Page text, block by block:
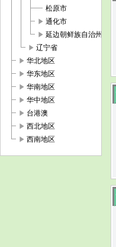
松原市
play_arrow 通化市
play_arrow 延边朝鲜族自治州
play_arrow 辽宁省
play_arrow 华北地区
play_arrow 华东地区
play_arrow 华南地区
play_arrow 华中地区
play_arrow 台港澳
play_arrow 西北地区
play_arrow 西南地区